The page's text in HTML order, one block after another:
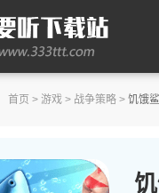
首页 > 游戏 > 战争策略 > 饥饿